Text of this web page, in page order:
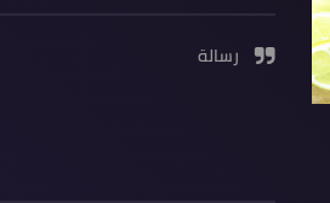
رسالة